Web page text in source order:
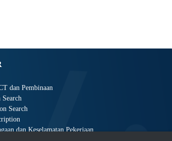
dan Pembinaan
Search
dan Keselamatan Pekerjaan